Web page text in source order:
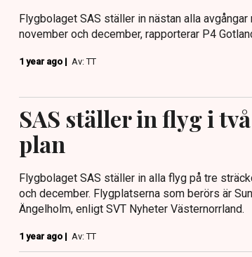
Flygbolaget SAS ställer in nästan alla
november och december, rapporterar P4
1 year ago | Av: TT
SAS ställer in flyg i
plan
Flygbolaget SAS ställer in alla flyg på tre
och december. Flygplatserna som berörs är
Ängelholm, enligt SVT Nyheter Västernorrland.
1 year ago | Av: TT